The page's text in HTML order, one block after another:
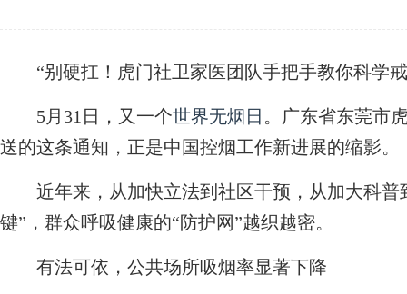
“别硬扛！虎门社卫家医团队手把手教你科学戒
5月31日，又一个世界无烟日 。广东省东莞市
送的这条通知，正是中国控烟工作新进展的缩影。
近年来，从加快立法到社区干预，从加大科普
键”，群众呼吸健康的“防护网”越织越密。
有法可依，公共场所吸烟率显著下降